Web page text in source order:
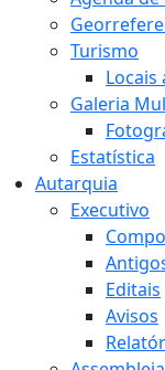
Turismo
Locais
Galeria
Estatística
Autarquia
Executivo
Editais
Avisos